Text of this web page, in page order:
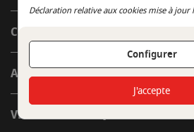
CÔTÉ INDOOR
AUTOUR DE LA TABLE
VENIR EN BOUTIQUE
Déclaration relative aux cookies mise à jour
Configurer
Continuer sans
J'accepte